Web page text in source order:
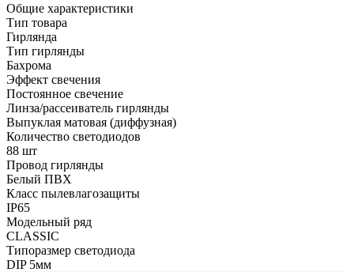
Общие характеристики
Тип товара
Гирлянда
Тип гирлянды
Бахрома
Эффект свечения
Постоянное свечение
Линза/рассеиватель гирлянды
Выпуклая матовая (диффузная)
Количество светодиодов
88 шт
Провод гирлянды
Белый ПВХ
Класс пылевлагозащиты
IP65
Модельный ряд
CLASSIC
Типоразмер светодиода
DIP 5мм